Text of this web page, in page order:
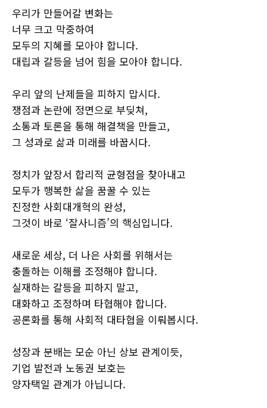
우리가 만들어갈 변화는
너무 크고 막중하여
모두의 지혜를 모아야 합니다.
대립과 갈등을 넘어 힘을 모아야 합니다.
우리 앞의 난제들을 피하지 맙시다.
쟁점과 논란에 정면으로 부딪쳐,
소통과 토론을 통해 해결책을 만들고,
그 성과로 삶과 미래를 바꿉시다.
정치가 앞장서 합리적 균형점을 찾아내고
모두가 행복한 삶을 꿈꿀 수 있는
진정한 사회대개혁의 완성,
그것이 바로 ‘잘사니즘’의 핵심입니다.
새로운 세상, 더 나은 사회를 위해서는
충돌하는 이해를 조정해야 합니다.
실재하는 갈등을 피하지 말고,
대화하고 조정하며 타협해야 합니다.
공론화를 통해 사회적 대타협을 이뤄봅시다.
성장과 분배는 모순 아닌 상보 관계이듯,
기업 발전과 노동권 보호는
양자택일 관계가 아닙니다.